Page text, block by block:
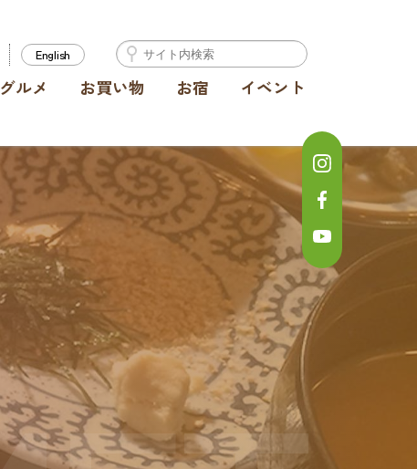
グルメ お買い物 お宿 イベント
English